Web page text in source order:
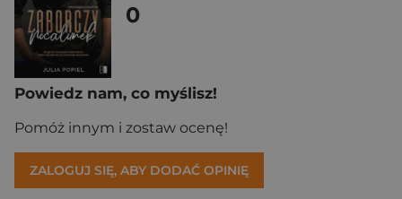
0
Powiedz nam, co myślisz!
Pomóż innym i zostaw ocenę!
ZALOGUJ SIĘ, ABY DODAĆ OPINIĘ